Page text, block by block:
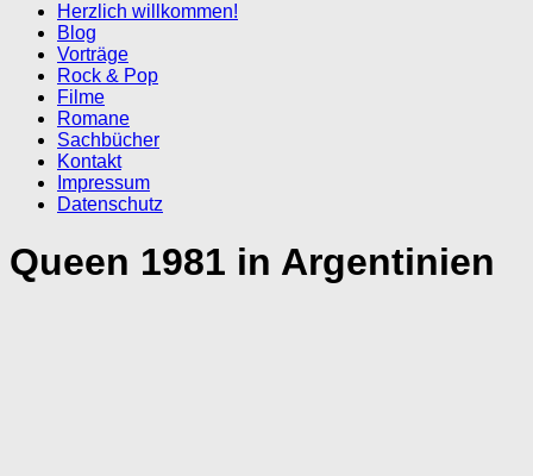
Herzlich willkommen!
Blog
Vorträge
Rock & Pop
Filme
Romane
Sachbücher
Kontakt
Impressum
Datenschutz
Queen 1981 in Argentinien